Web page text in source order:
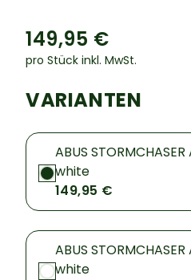
149,95 €
pro Stück inkl. MwSt.
VARIANTEN
ABUS
white
149,95 €
ABUS
white